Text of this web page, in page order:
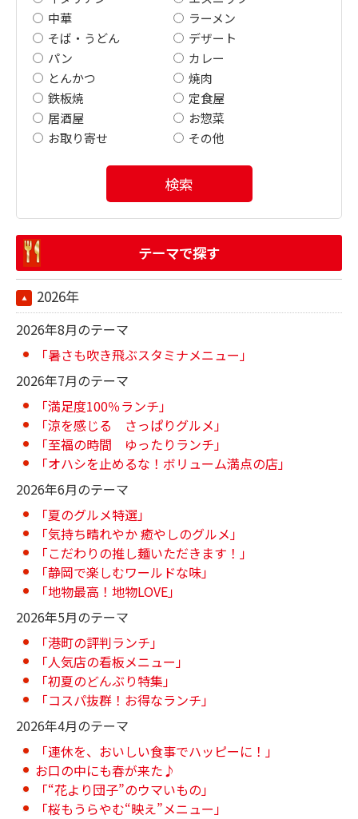
中華
ラーメン
そば・うどん
デザート
パン
カレー
とんかつ
焼肉
鉄板焼
定食屋
居酒屋
お惣菜
お取り寄せ
その他
検索
テーマで探す
2026年
2026年8月のテーマ
「暑さも吹き飛ぶスタミナメニュー」
2026年7月のテーマ
「満足度100％ランチ」
「涼を感じる さっぱりグルメ」
「至福の時間 ゆったりランチ」
「オハシを止めるな！ボリューム満点の店」
2026年6月のテーマ
「夏のグルメ特選」
「気持ち晴れやか 癒やしのグルメ」
「こだわりの推し麺いただきます！」
「静岡で楽しむワールドな味」
「地物最高！地物LOVE」
2026年5月のテーマ
「港町の評判ランチ」
「人気店の看板メニュー」
「初夏のどんぶり特集」
「コスパ抜群！お得なランチ」
2026年4月のテーマ
「連休を、おいしい食事でハッピーに！」
お口の中にも春が来た♪
「“花より団子”のウマいもの」
「桜もうらやむ“映え”メニュー」